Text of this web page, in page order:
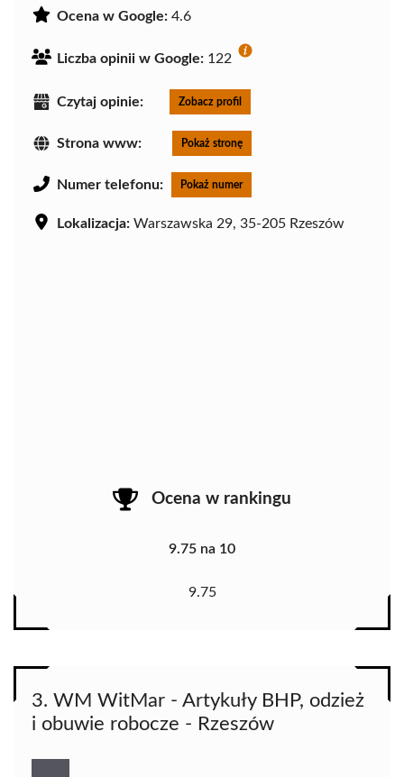
Ocena w Google: 4.6
Liczba opinii w Google: 122
Czytaj opinie: Zobacz profil
Strona www: Pokaż stronę
Numer telefonu: Pokaż numer
Lokalizacja: Warszawska 29, 35-205 Rzeszów
Ocena w rankingu
9.75 na 10
9.75
3. WM WitMar - Artykuły BHP, odzież
i obuwie robocze - Rzeszów